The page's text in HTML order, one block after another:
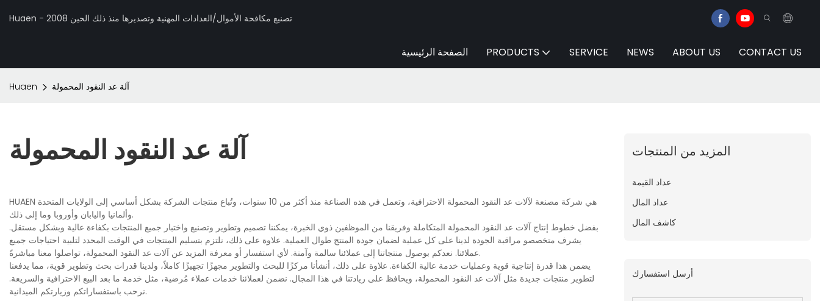
Huaen - تصنيع مكافحة الأموال/العدادات المهنية وتصديرها منذ ذلك الحين 2008
الصفحة الرئيسية PRODUCTS SERVICE NEWS ABOUT US CONTACT US
Huaen آلة عد النقود المحمولة
آلة عد النقود المحمولة
HUAEN هي شركة مصنعة لآلات عد النقود المحمولة الاحترافية، وتعمل في هذه الصناعة منذ أكثر من 10 سنوات، وتُباع منتجات الشركة بشكل أساسي إلى الولايات المتحدة
وألمانيا واليابان وأوروبا وما إلى ذلك.
بفضل خطوط إنتاج آلات عد النقود المحمولة المتكاملة وفريقنا من الموظفين ذوي الخبرة، يمكننا تصميم وتطوير وتصنيع واختبار جميع المنتجات بكفاءة عالية وبشكل مستقل.
يشرف متخصصو مراقبة الجودة لدينا على كل عملية لضمان جودة المنتج طوال العملية. علاوة على ذلك، نلتزم بتسليم المنتجات في الوقت المحدد لتلبية احتياجات جميع
عملائنا. نعدكم بوصول منتجاتنا إلى عملائنا سالمة وآمنة. لأي استفسار أو معرفة المزيد عن آلات عد النقود المحمولة، تواصلوا معنا مباشرةً.
يضمن هذا قدرة إنتاجية قوية وعمليات خدمة عالية الكفاءة. علاوة على ذلك، أنشأنا مركزًا للبحث والتطوير مجهزًا تجهيزًا كاملاً، ولدينا قدرات بحث وتطوير قوية، مما يدفعنا
لتطوير منتجات جديدة مثل آلات عد النقود المحمولة، ويحافظ على ريادتنا في هذا المجال. نضمن لعملائنا خدمات عملاء مُرضية، مثل خدمة ما بعد البيع الاحترافية والسريعة.
نرحب باستفساراتكم وزيارتكم الميدانية.
المزيد من المنتجات
عداد القيمة
عداد المال
كاشف المال
أرسل استفسارك